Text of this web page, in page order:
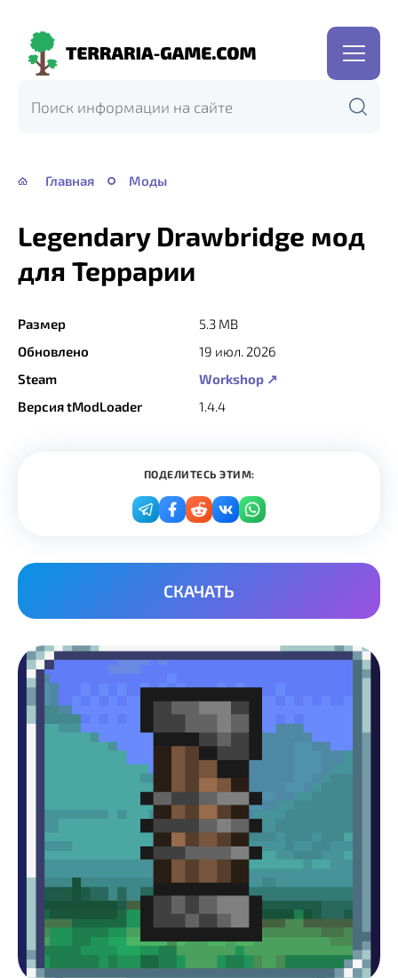
Terraria-
Главная Моды
Legendary Drawbridge мод
для Террарии
Размер
5.3 MB
Обновлено
19 июл. 2026
Steam
Workshop ↗
Версия tModLoader
1.4.4
ПОДЕЛИТЕСЬ ЭТИМ:
СКАЧАТЬ